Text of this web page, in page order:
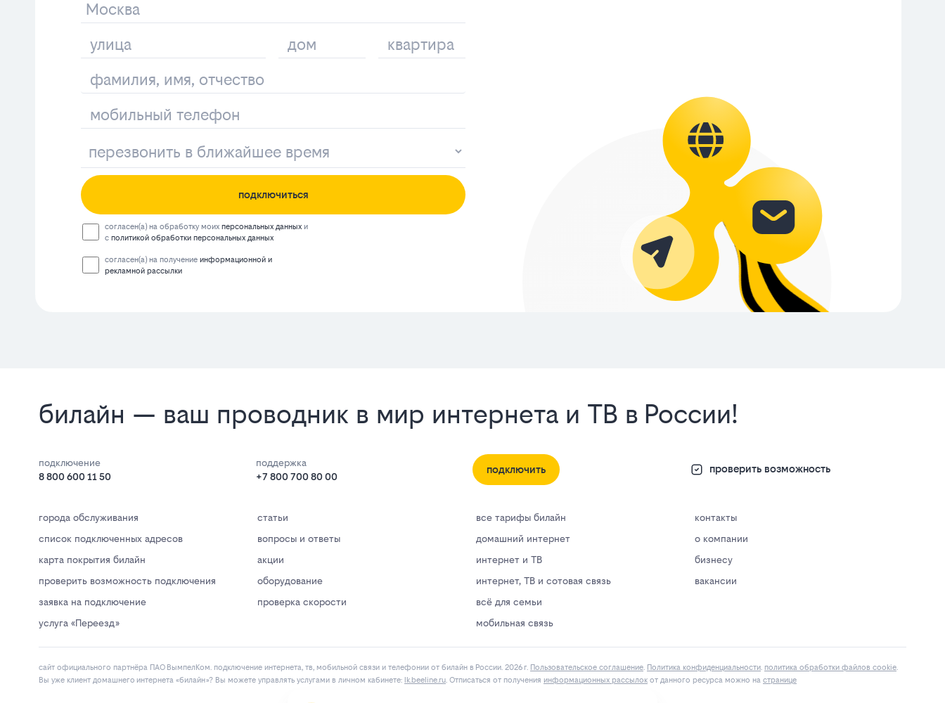
подключиться
согласен(а) на обработку моих персональных данных и
с политикой обработки персональных данных
согласен(а) на получение информационной и
рекламной рассылки
билайн — ваш проводник в мир интернета и ТВ в России!
подключение
8 800 600 11 50
поддержка
+7 800 700 80 00
подключить проверить возможность
города обслуживания
список подключенных адресов
карта покрытия билайн
проверить возможность подключения
заявка на подключение
услуга «Переезд»
статьи
вопросы и ответы
акции
оборудование
проверка скорости
все тарифы билайн
домашний интернет
интернет и ТВ
интернет, ТВ и сотовая связь
всё для семьи
мобильная связь
контакты
о компании
бизнесу
вакансии
сайт официального партнёра ПАО ВымпелКом. подключение интернета, тв, мобильной связи и телефонии от билайн в России. 2026 г. Пользовательское соглашение. Политика конфиденциальности. политика обработки файлов cookie.
Вы уже клиент домашнего интернета «билайн»? Вы можете управлять услугами в личнoм кaбинeтe:
lk.bееlinе.ru. Отписаться от получения информационных рассылок от данного ресурса можно на странице